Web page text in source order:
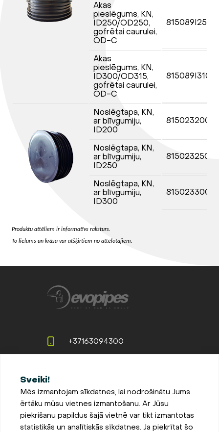
Akas
pieslēgums, KN,
ID250/OD250,
gofrētai caurulei,
OD-C
Akas
pieslēgums, KN,
ID300/OD315,
gofrētai caurulei,
OD-C
Noslēgtapa, KN,
ar blīvgumiju,
ID200
Noslēgtapa, KN,
ar blīvgumiju,
ID250
Noslēgtapa, KN,
ar blīvgumiju,
ID300
Produktu attēliem ir informatīvs raksturs.
To lielums un krāsa var atšķirtiem no attēlotajiem.
Sveiki!
Mēs izmantojam sīkdatnes, lai nodrošinātu Jums
ērtāku mūsu vietnes izmantošanu. Ar Jūsu
piekrišanu papildus šajā vietnē var tikt izmantotas
statistikās un analītiskās sīkdatnes. Ja piekrītat šo
+37163094300
LV-3002, Latvija
Pieteikties jaunumiem